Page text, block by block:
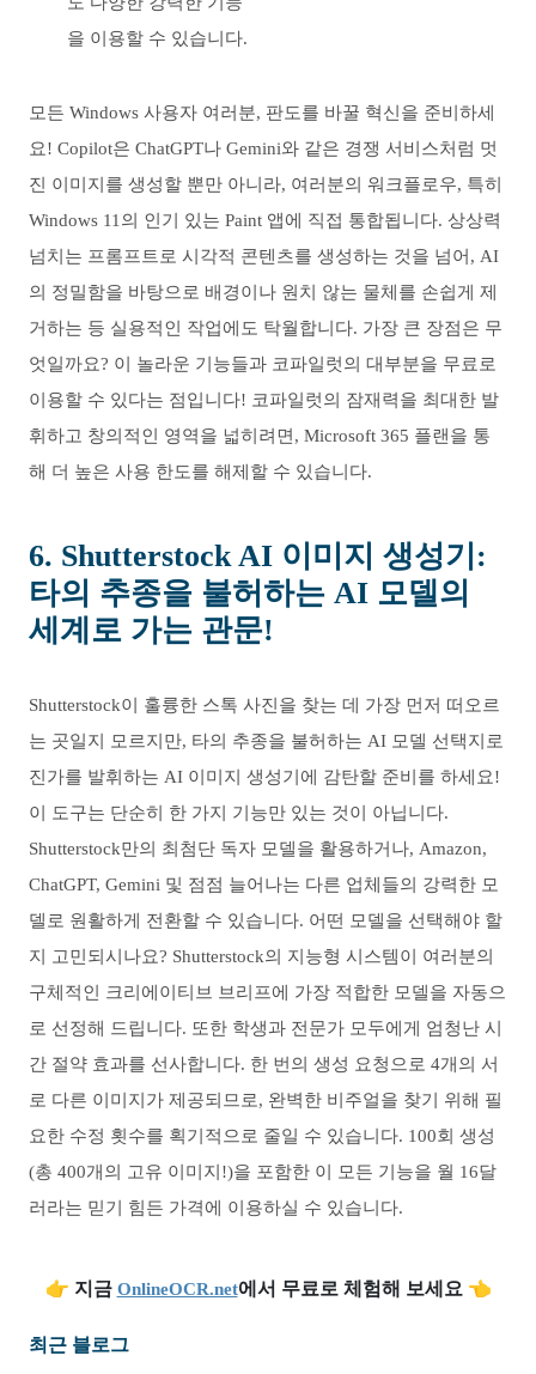
을 이용할 수 있습니다.
모든 Windows 사용자 여러분, 판도를 바꿀 혁신을 준비하세
요! Copilot은 ChatGPT나 Gemini와 같은 경쟁 서비스처럼 멋
진 이미지를 생성할 뿐만 아니라, 여러분의 워크플로우, 특히
Windows 11의 인기 있는 Paint 앱에 직접 통합됩니다. 상상력
넘치는 프롬프트로 시각적 콘텐츠를 생성하는 것을 넘어, AI
의 정밀함을 바탕으로 배경이나 원치 않는 물체를 손쉽게 제
거하는 등 실용적인 작업에도 탁월합니다. 가장 큰 장점은 무
엇일까요? 이 놀라운 기능들과 코파일럿의 대부분을 무료로
이용할 수 있다는 점입니다! 코파일럿의 잠재력을 최대한 발
휘하고 창의적인 영역을 넓히려면, Microsoft 365 플랜을 통
해 더 높은 사용 한도를 해제할 수 있습니다.
6. Shutterstock AI 이미지 생성기:
타의 추종을 불허하는 AI 모델의
세계로 가는 관문!
Shutterstock이 훌륭한 스톡 사진을 찾는 데 가장 먼저 떠오르
는 곳일지 모르지만, 타의 추종을 불허하는 AI 모델 선택지로
진가를 발휘하는 AI 이미지 생성기에 감탄할 준비를 하세요!
이 도구는 단순히 한 가지 기능만 있는 것이 아닙니다.
Shutterstock만의 최첨단 독자 모델을 활용하거나, Amazon,
ChatGPT, Gemini 및 점점 늘어나는 다른 업체들의 강력한 모
델로 원활하게 전환할 수 있습니다. 어떤 모델을 선택해야 할
지 고민되시나요? Shutterstock의 지능형 시스템이 여러분의
구체적인 크리에이티브 브리프에 가장 적합한 모델을 자동으
로 선정해 드립니다. 또한 학생과 전문가 모두에게 엄청난 시
간 절약 효과를 선사합니다. 한 번의 생성 요청으로 4개의 서
로 다른 이미지가 제공되므로, 완벽한 비주얼을 찾기 위해 필
요한 수정 횟수를 획기적으로 줄일 수 있습니다. 100회 생성
(총 400개의 고유 이미지!)을 포함한 이 모든 기능을 월 16달
러라는 믿기 힘든 가격에 이용하실 수 있습니다.
👉 지금 OnlineOCR.net에서 무료로 체험해 보세요👈
최근 블로그